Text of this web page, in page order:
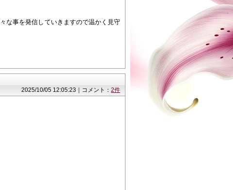
な事を発信していきますので温かく見守
2025/10/05 12:05:23｜コメント： 2件